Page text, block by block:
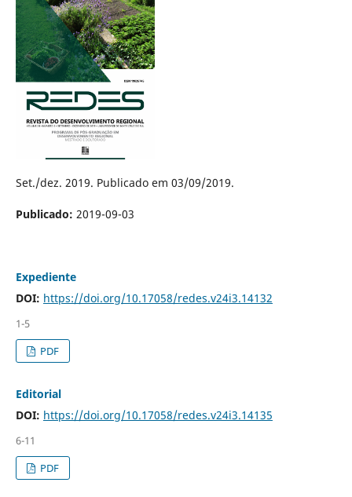
Set./dez. 2019. Publicado em 03/09/2019.
Publicado: 2019-09-03
Expediente
DOI: https://doi.org/10.17058/redes.v24i3.14132
1-5
PDF
Editorial
DOI: https://doi.org/10.17058/redes.v24i3.14135
6-11
PDF